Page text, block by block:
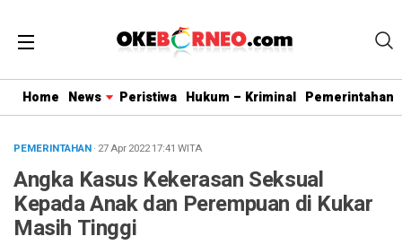
Home News Peristiwa Hukum – Kriminal Pemerintahan
PEMERINTAHAN· 27 Apr 202217:41 WITA
Angka Kasus Kekerasan Seksual
Kepada Anak dan Perempuan di Kukar
Masih Tinggi